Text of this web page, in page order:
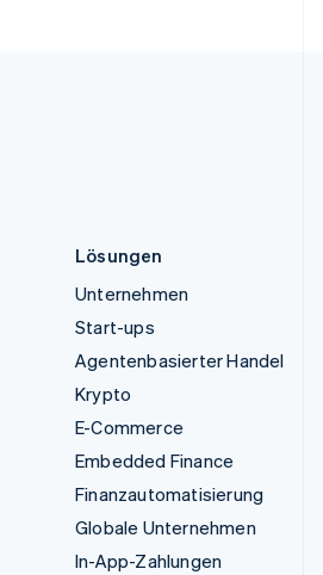
Lösungen
Unternehmen
Start-ups
Agentenbasierter Handel
Krypto
E-Commerce
Embedded Finance
Finanzautomatisierung
Globale Unternehmen
In-App-Zahlungen